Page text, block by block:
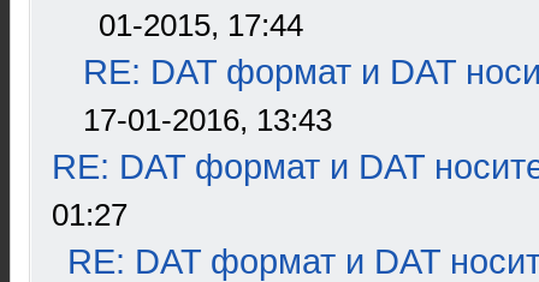
01-2015, 17:44
RE: DAT формат и DAT
17-01-2016, 13:43
RE: DAT формат и DAT
01:27
RE: DAT формат и DAT